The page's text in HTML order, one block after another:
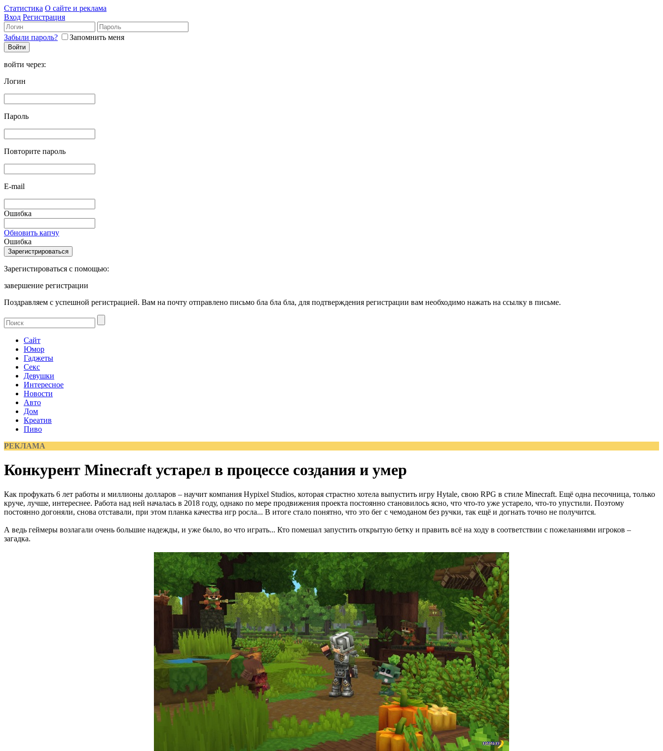
Статистика О сайте и реклама
Вход Регистрация
Забыли пароль? Запомнить меня
войти через:
Логин
Пароль
Повторите пароль
E-mail
Ошибка
Обновить капчу
Ошибка
Зарегистироваться с помощью:
завершение регистрации
Поздравляем с успешной регистрацией. Вам на почту отправлено письмо бла бла бла, для подтверждения регистрации вам необходимо нажать на ссылку в письме.
Сайт
Юмор
Гаджеты
Секс
Девушки
Интересное
Новости
Авто
Дом
Креатив
Пиво
РЕКЛАМА
Конкурент Minecraft устарел в процессе создания и умер
Как профукать 6 лет работы и миллионы долларов – научит компания Hypixel Studios, которая страстно хотела выпустить игру Hytale, свою RPG в стиле Minecraft. Ещё одна песочница, только
круче, лучше, интереснее. Работа над ней началась в 2018 году, однако по мере продвижения проекта постоянно становилось ясно, что что-то уже устарело, что-то упустили. Поэтому
постоянно догоняли, снова отставали, при этом планка качества игр росла... В итоге стало понятно, что это бег с чемоданом без ручки, так ещё и догнать точно не получится.
А ведь геймеры возлагали очень большие надежды, и уже было, во что играть... Кто помешал запустить открытую бетку и править всё на ходу в соответствии с пожеланиями игроков –
загадка.